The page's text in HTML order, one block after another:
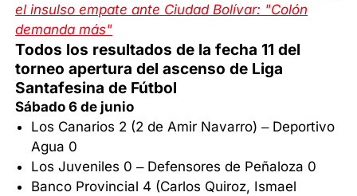
el insulso empate ante Ciudad Bolívar: "Colón
demanda más"
Todos los resultados de la fecha 11 del
torneo apertura del ascenso de Liga
Santafesina de Fútbol
Sábado 6 de junio
Los Canarios 2 (2 de Amir Navarro) – Deportivo
Agua 0
Los Juveniles 0 – Defensores de Peñaloza 0
Banco Provincial 4 (Carlos Quiroz, Ismael